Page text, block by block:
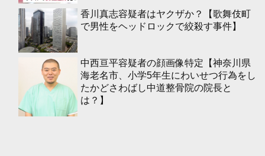
香川真志容疑者はヤクザか？【歌舞伎町
で男性をヘッドロックで絞殺す事件】
中西亘平容疑者の顔画像特定【神奈川県
海老名市、小学5年生にわいせつ行為をし
たかどさわばし中道整骨院の院長と
は？】